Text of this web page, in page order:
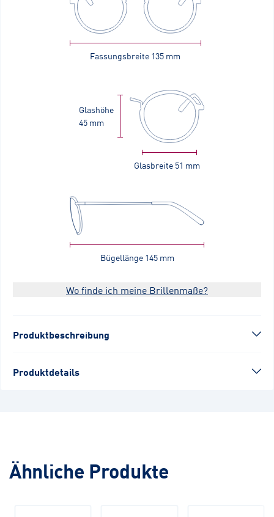
Fassungsbreite 135 mm
Glasbreite 51 mm
Glashöhe
45 mm
Bügellänge 145 mm
Wo finde ich meine Brillenmaße?
Produktbeschreibung
Produktdetails
Ähnliche Produkte